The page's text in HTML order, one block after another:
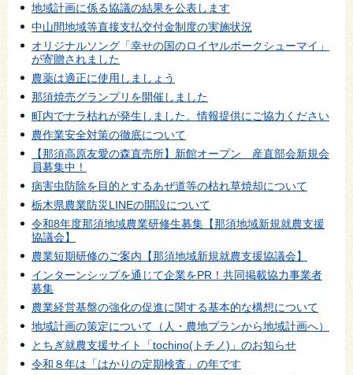
地域計画に係る協議の結果を公表します
中山間地域等直接支払交付金制度の実施状況
オリジナルソング「幸せの国のロイヤルポークシューマイ」
が寄贈されました
農薬は適正に使用しましょう
那須焼売グランプリを開催しました
町内でナラ枯れが発生しました。情報提供にご協力ください
農作業安全対策の徹底について
【那須高原友愛の森直売所】新館オープン 産直部会新規会
員募集中！
病害虫防除を目的とするあぜ道等の枯れ草焼却について
栃木県農業防災LINEの開設について
令和8年度那須地域農業研修生募集【那須地域新規就農支援
協議会】
農業短期研修のご案内【那須地域新規就農支援協議会】
インターンシップを通じて企業をPR！共同掲載協力事業者
募集
農業経営基盤の強化の促進に関する基本的な構想について
地域計画の策定について（人・農地プランから地域計画へ）
とちぎ就農支援サイト「tochino(トチノ)」のお知らせ
令和８年は「はかりの定期検査」の年です